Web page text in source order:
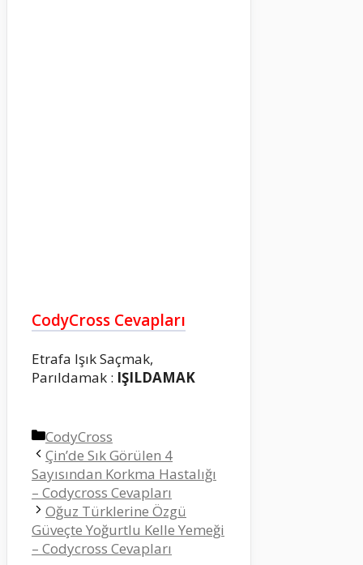
CodyCross Cevapları
Etrafa Işık Saçmak,
Parıldamak : IŞILDAMAK
Kategoriler
CodyCross
Çin’de Sık Görülen 4
Sayısından Korkma Hastalığı
– Codycross Cevapları
Oğuz Türklerine Özgü
Güveçte Yoğurtlu Kelle Yemeği
– Codycross Cevapları